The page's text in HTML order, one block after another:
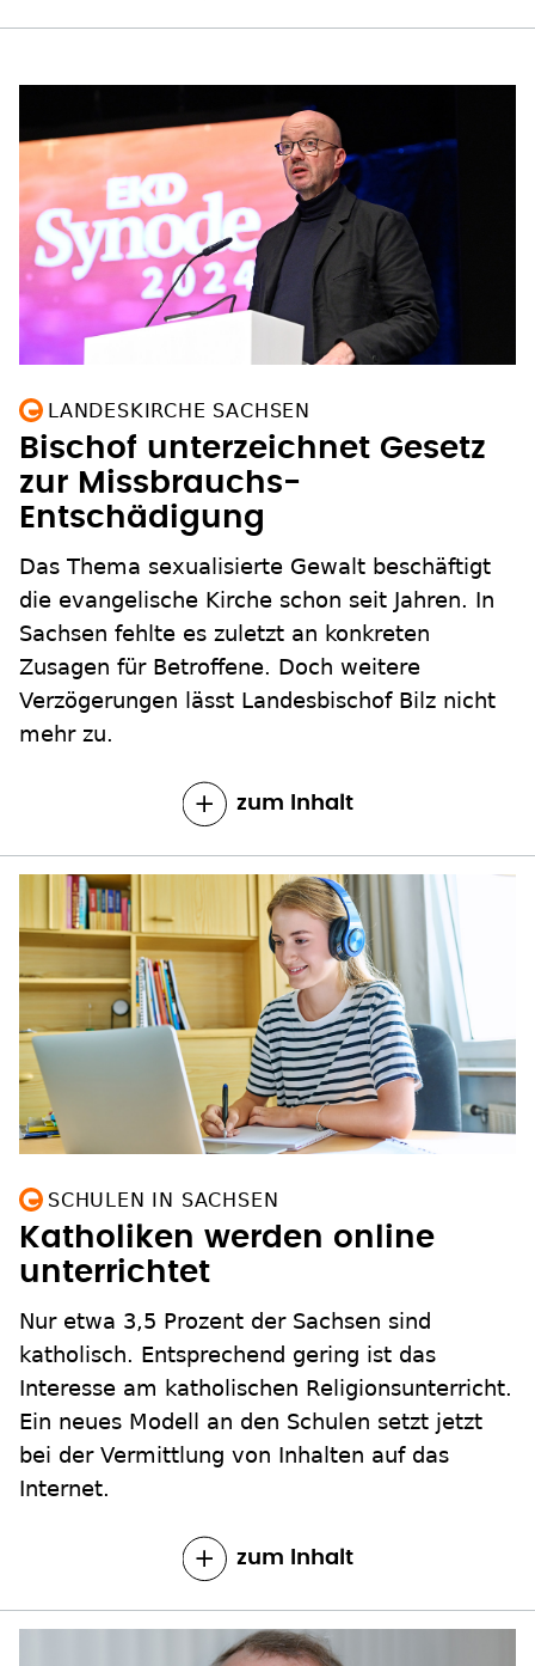
LANDESKIRCHE SACHSEN
Bischof unterzeichnet Gesetz
zur Missbrauchs-
Entschädigung
Das Thema sexualisierte Gewalt beschäftigt
die evangelische Kirche schon seit Jahren. In
Sachsen fehlte es zuletzt an konkreten
Zusagen für Betroffene. Doch weitere
Verzögerungen lässt Landesbischof Bilz nicht
mehr zu.
zum Inhalt
SCHULEN IN SACHSEN
Katholiken werden online
unterrichtet
Nur etwa 3,5 Prozent der Sachsen sind
katholisch. Entsprechend gering ist das
Interesse am katholischen Religionsunterricht.
Ein neues Modell an den Schulen setzt jetzt
bei der Vermittlung von Inhalten auf das
Internet.
zum Inhalt